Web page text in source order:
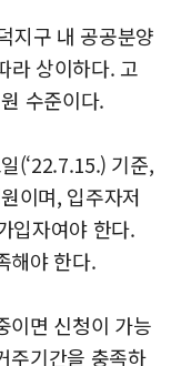
지구 내 공공분양
라 상이하다. 고
수준이다.
(‘22.7.15.) 기준,
이며, 입주자저
입자여야 한다.
해야 한다.
이면 신청이 가능
주기간을 충족하